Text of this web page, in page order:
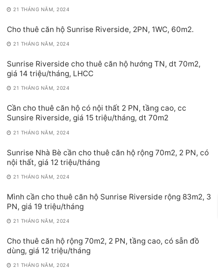
21 THÁNG NĂM, 2024
Cho thuê căn hộ Sunrise Riverside, 2PN, 1WC, 60m2.
21 THÁNG NĂM, 2024
Sunrise Riverside cho thuê căn hộ hướng TN, dt 70m2,
giá 14 triệu/tháng, LHCC
21 THÁNG NĂM, 2024
Cần cho thuê căn hộ có nội thất 2 PN, tầng cao, cc
Sunsire Riverside, giá 15 triệu/tháng, dt 70m2
21 THÁNG NĂM, 2024
Sunrise Nhà Bè cần cho thuê căn hộ rộng 70m2, 2 PN, có
nội thất, giá 12 triệu/tháng
21 THÁNG NĂM, 2024
Mình cần cho thuê căn hộ Sunrise Riverside rộng 83m2, 3
PN, giá 19 triệu/tháng
21 THÁNG NĂM, 2024
Cho thuê căn hộ rộng 70m2, 2 PN, tầng cao, có sẵn đồ
dùng, giá 12 triệu/tháng
21 THÁNG NĂM, 2024